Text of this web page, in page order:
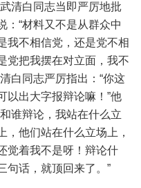
清白同志当即严厉地批
：“材料又不是从群众中
我不相信党，还是党不相
党把我摆在对立面，我不
白同志严厉指出：“你这
以出大字报辩论嘛！”他
谁辩论，我站在什么立
，他们站在什么立场上，
觉着我不是呀！辩论什
句话，就顶回来了。”